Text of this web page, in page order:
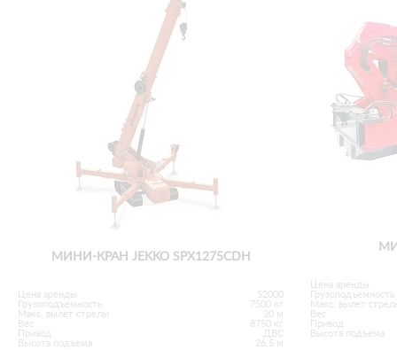
МИНИ-КРАН JEKKO SPX1275CDH
Цена аренды
52000
Грузоподъемность
7500 кг
Макс. вылет стрелы
20 м
Вес
8750 кг
Привод
ДВС
Высота подъема
26.5 м
Цена аренды
Грузоподъемность
Макс. вылет
Вес
Привод
Высота подъема